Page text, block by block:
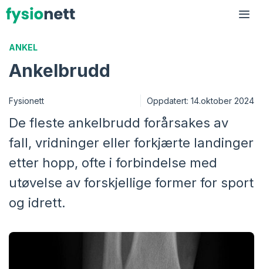
Hopp
til
ANKEL
Ankelbrudd
Fysionett Oppdatert: 14.oktober 2024
De fleste ankelbrudd forårsakes av
fall, vridninger eller forkjærte landinger
etter hopp, ofte i forbindelse med
utøvelse av forskjellige former for sport
og idrett.